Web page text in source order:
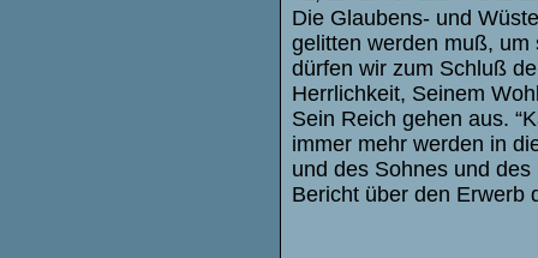
Die Glaubens- und
gelitten werden muß,
dürfen wir zum Schluß
Herrlichkeit, Seinem
Sein Reich gehen aus.
immer mehr werden in
und des Sohnes und
Bericht über den Erwerb